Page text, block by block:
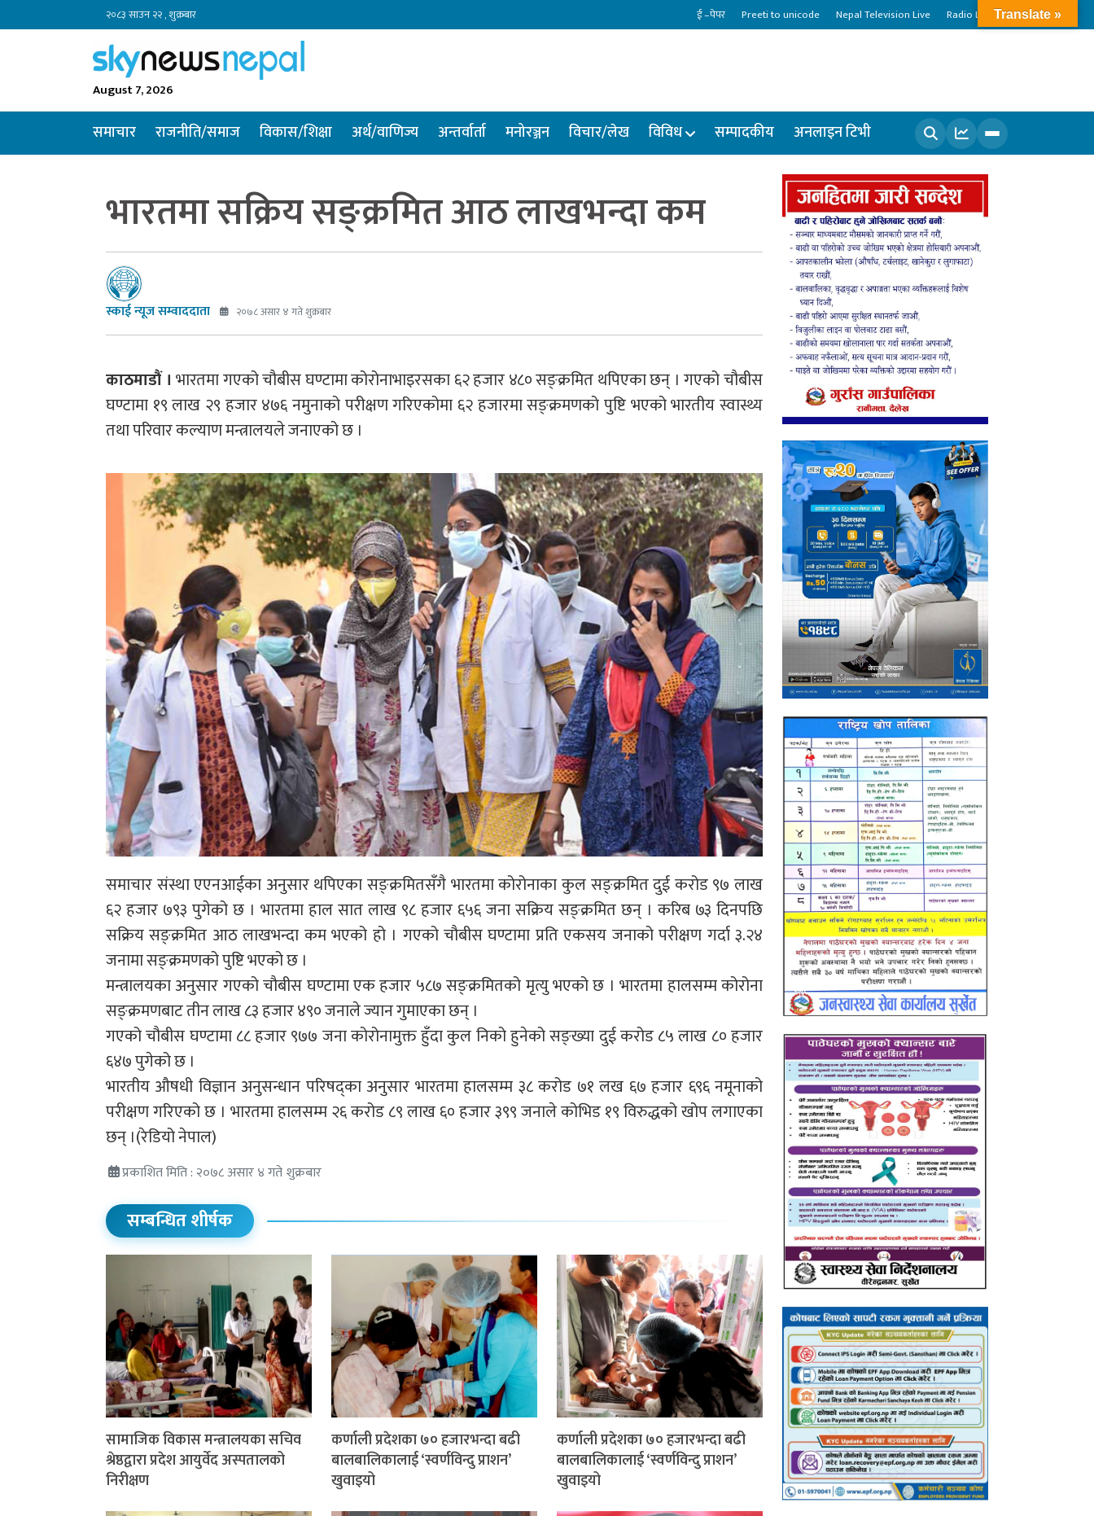
२०८३ साउन २२ , शुक्रबार ई –पेपर Preeti to unicode Nepal Television Live Radio Live
August 7, 2026
समाचार राजनीति/समाज विकास/शिक्षा अर्थ/वाणिज्य अन्तर्वार्ता मनोरञ्जन विचार/लेख विविध सम्पादकीय अनलाइन टिभी
खोज्नुहोस
भारतमा सक्रिय सङ्क्रमित आठ लाखभन्दा कम
स्काई न्यूज सम्वाददाता २०७८ असार ४ गते शुक्रबार
काठमाडौं । भारतमा गएको चौबीस घण्टामा कोरोनाभाइरसका ६२ हजार ४८० सङ्क्रमित थपिएका छन् । गएको चौबीस
घण्टामा १९ लाख २९ हजार ४७६ नमुनाको परीक्षण गरिएकोमा ६२ हजारमा सङ्क्रमणको पुष्टि भएको भारतीय स्वास्थ्य
तथा परिवार कल्याण मन्त्रालयले जनाएको छ ।
समाचार संस्था एएनआईका अनुसार थपिएका सङ्क्रमितसँगै भारतमा कोरोनाका कुल सङ्क्रमित दुई करोड ९७ लाख
६२ हजार ७९३ पुगेको छ । भारतमा हाल सात लाख ९८ हजार ६५६ जना सक्रिय सङ्क्रमित छन् । करिब ७३ दिनपछि
सक्रिय सङ्क्रमित आठ लाखभन्दा कम भएको हो । गएको चौबीस घण्टामा प्रति एकसय जनाको परीक्षण गर्दा ३.२४
जनामा सङ्क्रमणको पुष्टि भएको छ ।
मन्त्रालयका अनुसार गएको चौबीस घण्टामा एक हजार ५८७ सङ्क्रमितको मृत्यु भएको छ । भारतमा हालसम्म कोरोना
सङ्क्रमणबाट तीन लाख ८३ हजार ४९० जनाले ज्यान गुमाएका छन् ।
गएको चौबीस घण्टामा ८८ हजार ९७७ जना कोरोनामुक्त हुँदा कुल निको हुनेको सङ्ख्या दुई करोड ८५ लाख ८० हजार
६४७ पुगेको छ ।
भारतीय औषधी विज्ञान अनुसन्धान परिषद्का अनुसार भारतमा हालसम्म ३८ करोड ७१ लख ६७ हजार ६९६ नमूनाको
परीक्षण गरिएको छ । भारतमा हालसम्म २६ करोड ८९ लाख ६० हजार ३९९ जनाले कोभिड १९ विरुद्धको खोप लगाएका
छन् ।(रेडियो नेपाल)
प्रकाशित मिति : २०७८ असार ४ गते शुक्रबार
सम्बन्धित शीर्षक
सामाजिक विकास मन्त्रालयका सचिव
श्रेष्ठद्वारा प्रदेश आयुर्वेद अस्पतालको
निरीक्षण
कर्णाली प्रदेशका ७० हजारभन्दा बढी
बालबालिकालाई ‘स्वर्णविन्दु प्राशन’
खुवाइयो
कर्णाली प्रदेशका ७० हजारभन्दा बढी
बालबालिकालाई ‘स्वर्णविन्दु प्राशन’
खुवाइयो
Translate »